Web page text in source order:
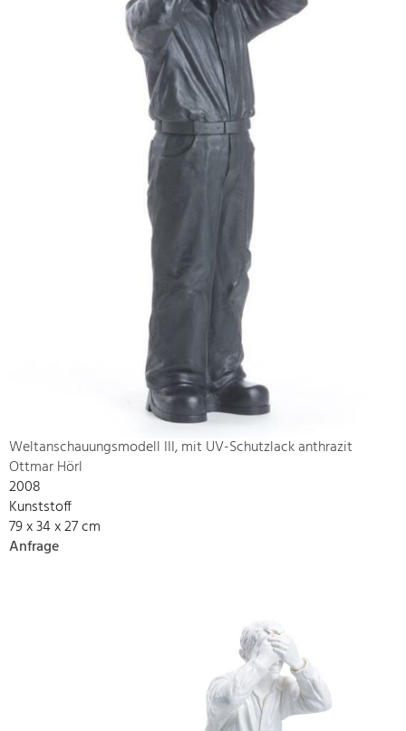
Weltanschauungsmodell III, mit UV-Schutzlack anthrazit
Ottmar Hörl
2008
Kunststoff
79 x 34 x 27 cm
Anfrage